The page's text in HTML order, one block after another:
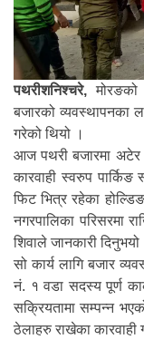
पथरीशनिश्चरे,
बजारको व्यवस्थापनका
गरेको थियो ।
आज पथरी बजारमा अटेर
कारवाही स्वरुप
फिट भित्र रहेका
नगरपालिका परिसरमा
शिवाले जानकारी दिनुभयो
सो कार्य लागि बजार
नं. १ वडा सदस्य पूर्ण
सक्रियतामा सम्पन्न
ठेलाहरु राखेका